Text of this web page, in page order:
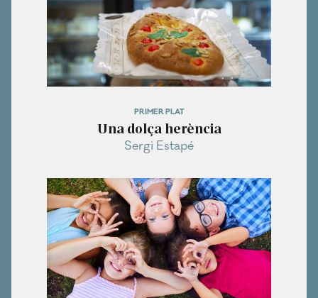
PRIMER PLAT
Una dolça herència
Sergi Estapé